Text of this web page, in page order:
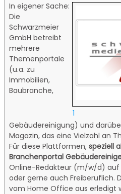
1
In eigener Sache:
Die
Schwarzmeier
GmbH betreibt
mehrere
Themenportale
(u.a. zu
Immobilien,
Baubranche,
Gebäudereinigung) und
Magazin, das eine Vielzahl an
Für diese Plattformen,speziell
Branchenportal
Online-Redakteur (m/w/d) auf
oder gerne auch Freiberuflich.
vom Home Office aus erledigt